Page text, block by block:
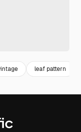
leaf pattern